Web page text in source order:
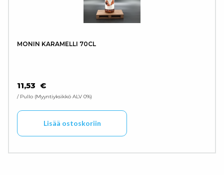
MONIN KARAMELLI 70CL
11,53 €
/ Pullo Myyntiyksikkö ALV 0%
Lisää ostoskoriin